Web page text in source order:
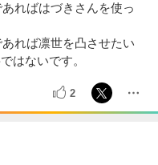
ればはづきさんを使っ
れば凛世を凸させたい
はないです。
2